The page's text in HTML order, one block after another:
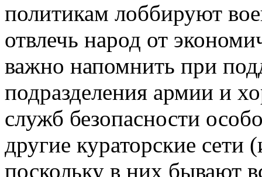
политикам лоббируют
отвлечь народ от
важно напомнить при
подразделения армии и
служб безопасности
другие кураторские
поскольку в них бывают